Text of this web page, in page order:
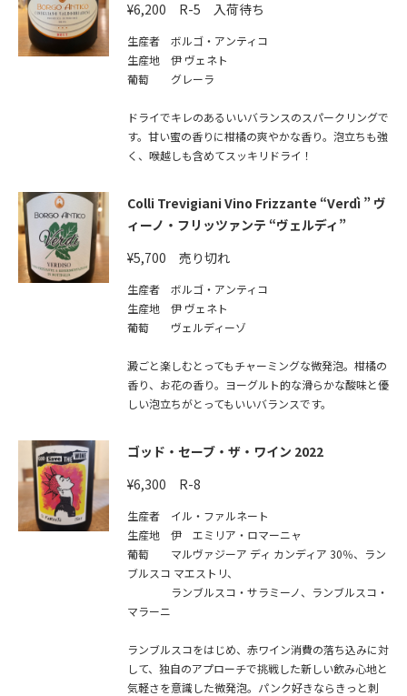
¥6,200 R-5 入荷待ち
生産者 ボルゴ・アンティコ
生産地 伊 ヴェネト
葡萄 グレーラ
ドライでキレのあるいいバランスのスパークリングで
す。甘い蜜の香りに柑橘の爽やかな香り。泡立ちも強
く、喉越しも含めてスッキリドライ！
Colli Trevigiani Vino Frizzante “Verdì ” ヴ
ィーノ・フリッツァンテ “ヴェルディ”
¥5,700 売り切れ
生産者 ボルゴ・アンティコ
生産地 伊 ヴェネト
葡萄 ヴェルディーゾ
澱ごと楽しむとってもチャーミングな微発泡。柑橘の
香り、お花の香り。ヨーグルト的な滑らかな酸味と優
しい泡立ちがとってもいいバランスです。
ゴッド・セーブ・ザ・ワイン 2022
¥6,300 R-8
生産者 イル・ファルネート
生産地 伊 エミリア・ロマーニャ
葡萄 マルヴァジーア ディ カンディア 30％、ラン
ブルスコ マエストリ、
ランブルスコ・サラミーノ、ランブルスコ・
マラーニ
ランブルスコをはじめ、赤ワイン消費の落ち込みに対
して、独自のアプローチで挑戦した新しい飲み心地と
気軽さを意識した微発泡。パンク好きならきっと刺